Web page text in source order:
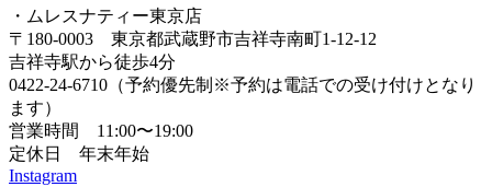
・ムレスナティー東京店
〒180-0003 東京都武蔵野市吉祥寺南町1-12-12
吉祥寺駅から徒歩4分
0422-24-6710（予約優先制※予約は電話での受け付けとなり
ます）
営業時間 11:00〜19:00
定休日 年末年始
Instagram